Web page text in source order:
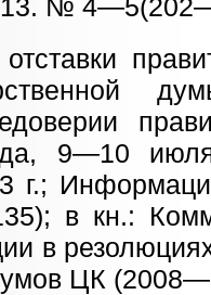
№
9—10
г.;
в кн.:
в
ЦК